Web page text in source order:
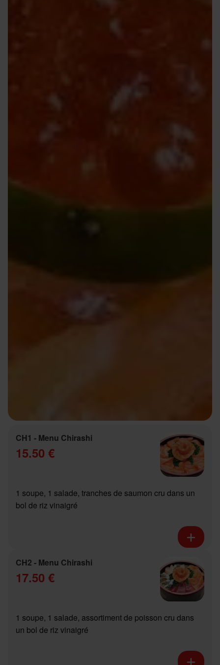
CH1 - Menu Chirashi
15.50 €
1 soupe, 1 salade, tranches de saumon cru dans un
bol de riz vinaigré
CH2 - Menu Chirashi
17.50 €
1 soupe, 1 salade, assortiment de poisson cru dans
un bol de riz vinaigré